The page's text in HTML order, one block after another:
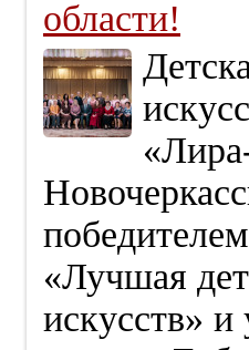
области!
«Лучшая
искусств» и